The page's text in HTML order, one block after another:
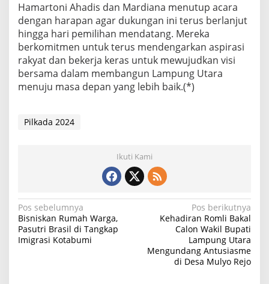
Hamartoni Ahadis dan Mardiana menutup acara
dengan harapan agar dukungan ini terus berlanjut
hingga hari pemilihan mendatang. Mereka
berkomitmen untuk terus mendengarkan aspirasi
rakyat dan bekerja keras untuk mewujudkan visi
bersama dalam membangun Lampung Utara
menuju masa depan yang lebih baik.(*)
Pilkada 2024
Ikuti Kami
N
a
v
Pos sebelumnya
Bisniskan Rumah Warga,
Pasutri Brasil di Tangkap
Imigrasi Kotabumi
Pos berikutnya
Kehadiran Romli Bakal
Calon Wakil Bupati
Lampung Utara
Mengundang Antusiasme
di Desa Mulyo Rejo